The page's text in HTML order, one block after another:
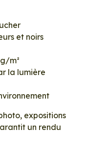
et noirs
m²
la lumière
expositions
un rendu